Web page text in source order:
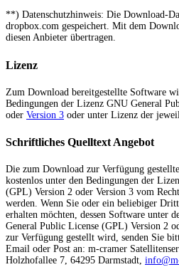
**) Datenschutzhinweis: Die Download-
dropbox.com gespeichert. Mit dem
diesen Anbieter übertragen.
Lizenz
Zum Download bereitgestellte Software
Bedingungen der Lizenz GNU General
oder Version 3 oder unter Lizenz der
Schriftliches Quelltext Angebot
Die zum Download zur Verfügung
kostenlos unter den Bedingungen der
(GPL) Version 2 oder Version 3 vom
werden. Wenn Sie oder ein beliebiger
erhalten möchten, dessen Software unter
General Public License (GPL) Version 2
zur Verfügung gestellt wird, senden Sie
Email oder Post an: m-cramer
Holzhofallee 7, 64295 Darmstadt,